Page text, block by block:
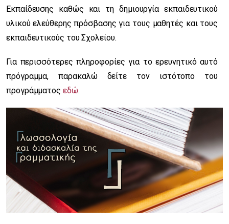
Εκπαίδευσης καθώς και τη δημιουργία εκπαιδευτικού
υλικού ελεύθερης πρόσβασης για τους μαθητές και τους
εκπαιδευτικούς του Σχολείου.
Για περισσότερες πληροφορίες για το ερευνητικό αυτό
πρόγραμμα, παρακαλώ δείτε τον ιστότοπο του
προγράμματος εδώ.